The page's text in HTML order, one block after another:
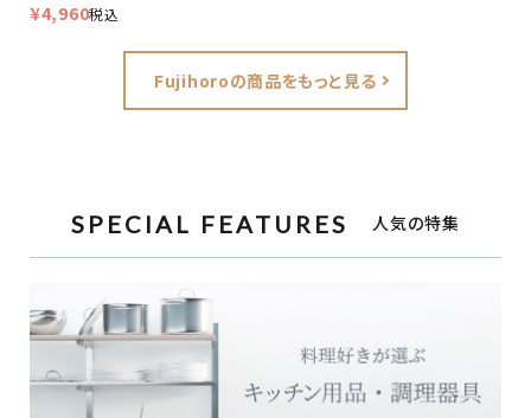
¥4,960税込
Fujihoroの商品をもっと見る
SPECIAL FEATURES 人気の特集